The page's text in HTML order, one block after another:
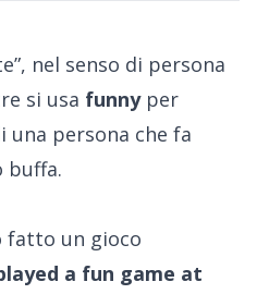
nel senso di persona
si usa funnyper
una persona che fa
buffa.
fatto un gioco
a fun game at